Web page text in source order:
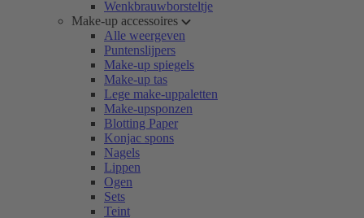
Wenkbrauwborsteltje
Make-up accessoires
Alle weergeven
Puntenslijpers
Make-up spiegels
Make-up tas
Lege make-uppaletten
Make-upsponzen
Blotting Paper
Konjac spons
Nagels
Lippen
Ogen
Sets
Teint